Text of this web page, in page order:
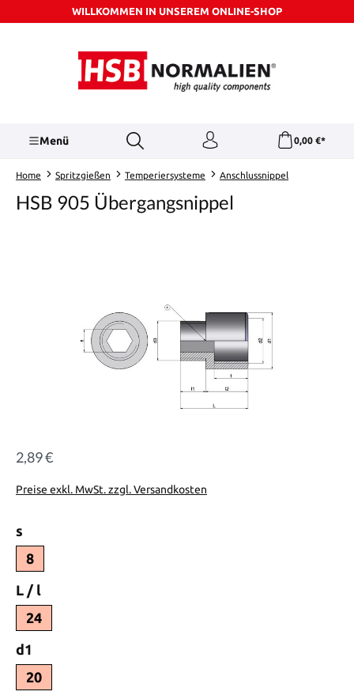
Zum Hauptinhalt springenWILLKOMMEN IN UNSEREM ONLINE-SHOP
Menü 0,00 €*
Home Spritzgießen Temperiersysteme Anschlussnippel
HSB 905 Übergangsnippel
Regulärer Preis:
2,89 €
Preise exkl. MwSt. zzgl. Versandkosten
s
8
L / l
24
d1
20